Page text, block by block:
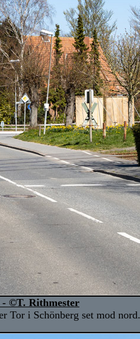
- ©T. Rithmester
Tor i Schönberg set mod nord.